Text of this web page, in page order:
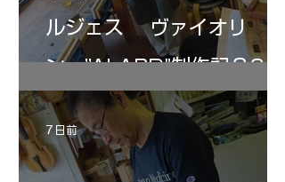
ルジェス ヴァイオリ
ン ”ALARD"制作記３6
7 日前